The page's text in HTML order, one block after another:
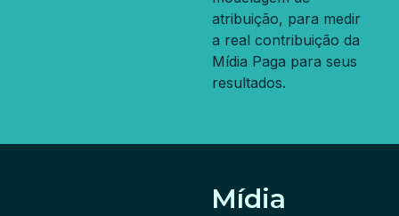
atribuição, para medir
a real contribuição da
Mídia Paga para seus
resultados.
Mídia